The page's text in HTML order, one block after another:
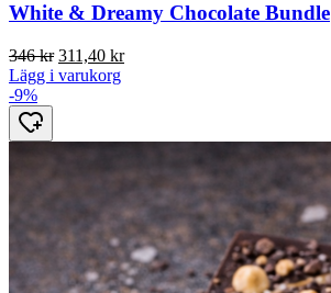
White & Dreamy Chocolate Bundle
346kr Det
ursprungliga
311,40 krDet
Lägg i varukorg
-9%